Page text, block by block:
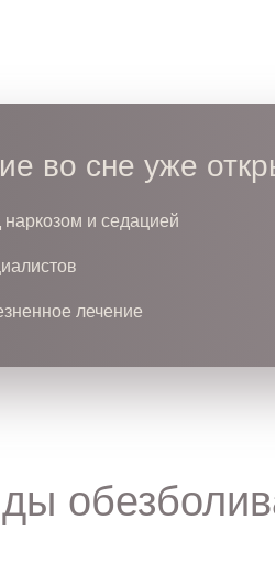
во сне уже
и седацией
лечение